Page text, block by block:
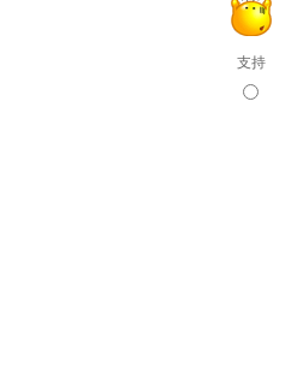
支持